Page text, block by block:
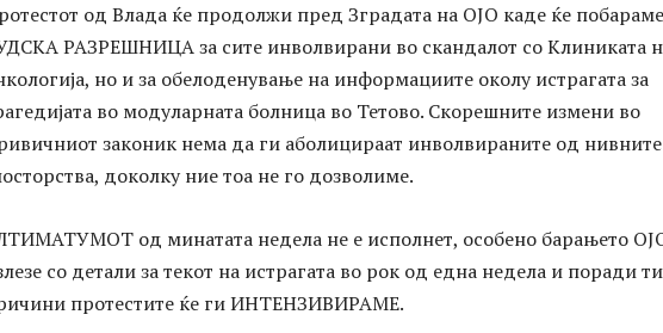
од Влада ќе продолжи пред Зградата на ОЈО каде ќе побараме
РАЗРЕШНИЦА за сите инволвирани во скандалот со Клиниката
но и за обелоденување на информациите околу истрагата за
во модуларната болница во Тетово. Скорешните измени во
законик нема да ги аболицираат инволвираните од нивните
доколку ние тоа не го дозволиме.
од минатата недела не е исполнет, особено барањето
со детали за текот на истрагата во рок од една недела и поради
протестите ќе ги ИНТЕНЗИВИРАМЕ.